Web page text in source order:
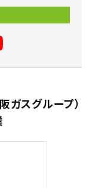
ガスグループ）